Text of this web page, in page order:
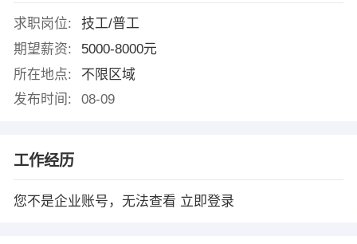
求职岗位:
技工/普工
期望薪资:
5000-8000元
所在地点:
不限区域
发布时间:
08-09
工作经历
您不是企业账号，无法查看 立即登录